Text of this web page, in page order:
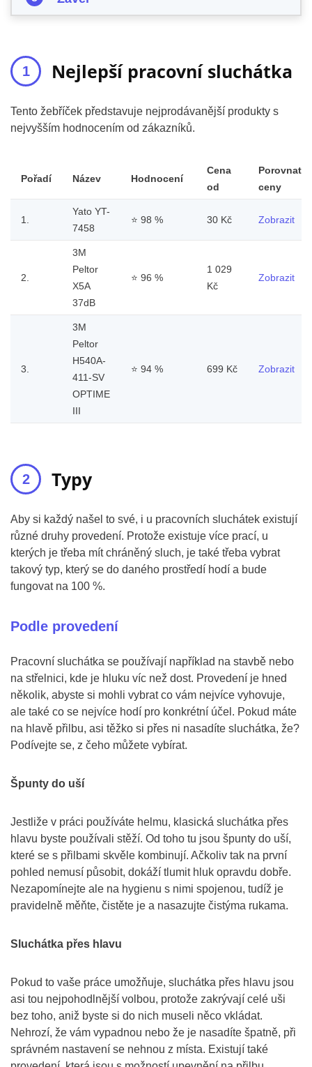
Nejlepší pracovní sluchátka
Tento žebříček představuje nejprodávanější produkty s
nejvyšším hodnocením od zákazníků.
Pořadí Název Hodnocení
Cena
od
Porovnat
ceny
1.
Yato YT-
7458
⭐ 98 % 30 Kč Zobrazit
2.
3M
Peltor
X5A
37dB
⭐ 96 %
1 029
Kč
Zobrazit
3.
3M
Peltor
H540A-
411-SV
OPTIME
III
⭐ 94 % 699 Kč Zobrazit
Typy
Aby si každý našel to své, i u pracovních sluchátek existují
různé druhy provedení. Protože existuje více prací, u
kterých je třeba mít chráněný sluch, je také třeba vybrat
takový typ, který se do daného prostředí hodí a bude
fungovat na 100 %.
Podle provedení
Pracovní sluchátka se používají například na stavbě nebo
na střelnici, kde je hluku víc než dost. Provedení je hned
několik, abyste si mohli vybrat co vám nejvíce vyhovuje,
ale také co se nejvíce hodí pro konkrétní účel. Pokud máte
na hlavě přilbu, asi těžko si přes ni nasadíte sluchátka, že?
Podívejte se, z čeho můžete vybírat.
Špunty do uší
Jestliže v práci používáte helmu, klasická sluchátka přes
hlavu byste používali stěží. Od toho tu jsou špunty do uší,
které se s přilbami skvěle kombinují. Ačkoliv tak na první
pohled nemusí působit, dokáží tlumit hluk opravdu dobře.
Nezapomínejte ale na hygienu s nimi spojenou, tudíž je
pravidelně měňte, čistěte je a nasazujte čistýma rukama.
Sluchátka přes hlavu
Pokud to vaše práce umožňuje, sluchátka přes hlavu jsou
asi tou nejpohodlnější volbou, protože zakrývají celé uši
bez toho, aniž byste si do nich museli něco vkládat.
Nehrozí, že vám vypadnou nebo že je nasadíte špatně, při
správném nastavení se nehnou z místa. Existují také